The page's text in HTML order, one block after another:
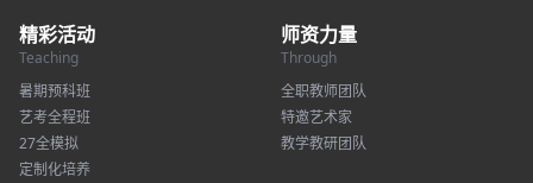
精彩活动
Teaching
暑期预科班
艺考全程班
27全模拟
定制化培养
师资力量
Through
全职教师团队
特邀艺术家
教学教研团队